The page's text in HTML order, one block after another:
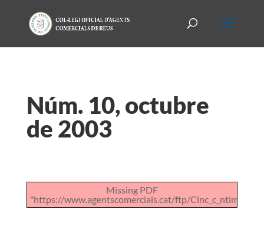
Núm. 10, octubre
de 2003
Missing PDF
"https://www.agentscomercials.cat/ftp/